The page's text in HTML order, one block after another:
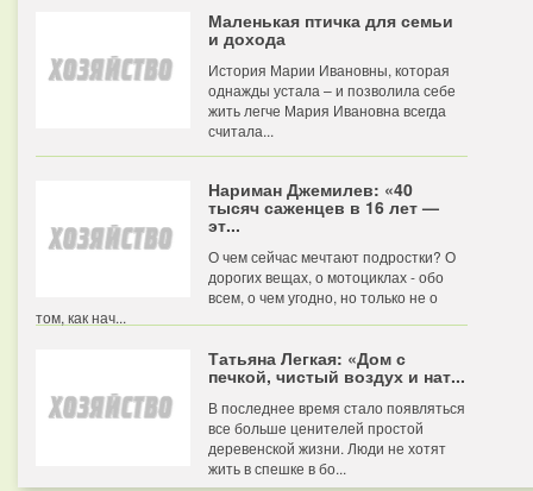
Маленькая птичка для семьи
и дохода
История Марии Ивановны, которая
однажды устала – и позволила себе
жить легче Мария Ивановна всегда
считала...
Нариман Джемилев: «40
тысяч саженцев в 16 лет —
эт...
О чем сейчас мечтают подростки? О
дорогих вещах, о мотоциклах - обо
всем, о чем угодно, но только не о
том, как нач...
Татьяна Легкая: «Дом с
печкой, чистый воздух и нат...
В последнее время стало появляться
все больше ценителей простой
деревенской жизни. Люди не хотят
жить в спешке в бо...